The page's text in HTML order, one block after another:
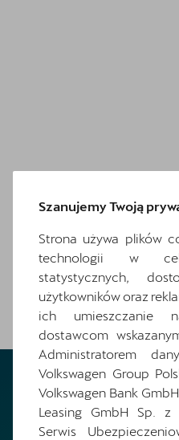
Szanujemy Twoją
Strona używa plików
technologii w
statystycznych,
użytkowników oraz
ich umieszczanie
dostawcom
Administratorem
Volkswagen Group
Volkswagen Bank
Leasing GmbH Sp. z
Serwis